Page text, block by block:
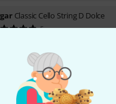
Classic Cello String D Dolce
5
UVP: 35,95 €
Young Talent Cello D 1/2